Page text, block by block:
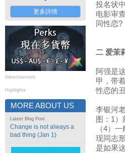
更多詳情
Advertisement
Highlights
MORE ABOUT US
Latest Blog Post
Change is not always a
bad thing (Jan 1)
投名状
电影审
同性恋?
二 爱茉
阿强是
甲，带
性恋的
李银河
图：1
（4）
现同志
是如果